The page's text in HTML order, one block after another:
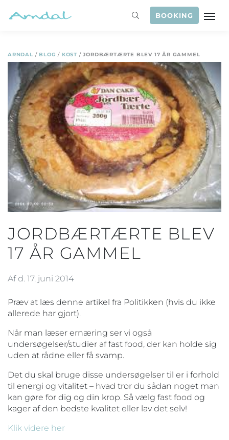
BOOKING
ARNDAL / BLOG / KOST /JORDBÆRTÆRTE BLEV 17 ÅR GAMMEL
JORDBÆRTÆRTE BLEV
17 ÅR GAMMEL
Af d. 17. juni 2014
Præv at læs denne artikel fra Politikken (hvis du ikke
allerede har gjort).
Når man læser ernæring ser vi også
undersøgelser/studier af fast food, der kan holde sig
uden at rådne eller få svamp.
Det du skal bruge disse undersøgelser til er i forhold
til energi og vitalitet – hvad tror du sådan noget man
kan gøre for dig og din krop. Så vælg fast food og
kager af den bedste kvalitet eller lav det selv!
Klik videre her